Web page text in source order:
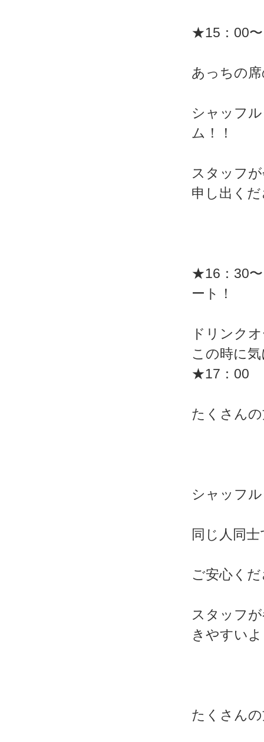
★15：00
あっちの
シャッフ
ム！！
スタッフ
申し出く
★16：30
ート！
ドリンク
この時に
★17：00
たくさん
シャッフ
同じ人同
ご安心く
スタッフ
きやすい
たくさん